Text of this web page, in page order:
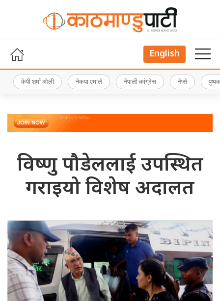
English
केपी शर्मा ओली नेकपा एमाले नेपाली कांग्रेस नेप्से
विष्णु पौडेललाई उपस्थित
गराइयो विशेष अदालत